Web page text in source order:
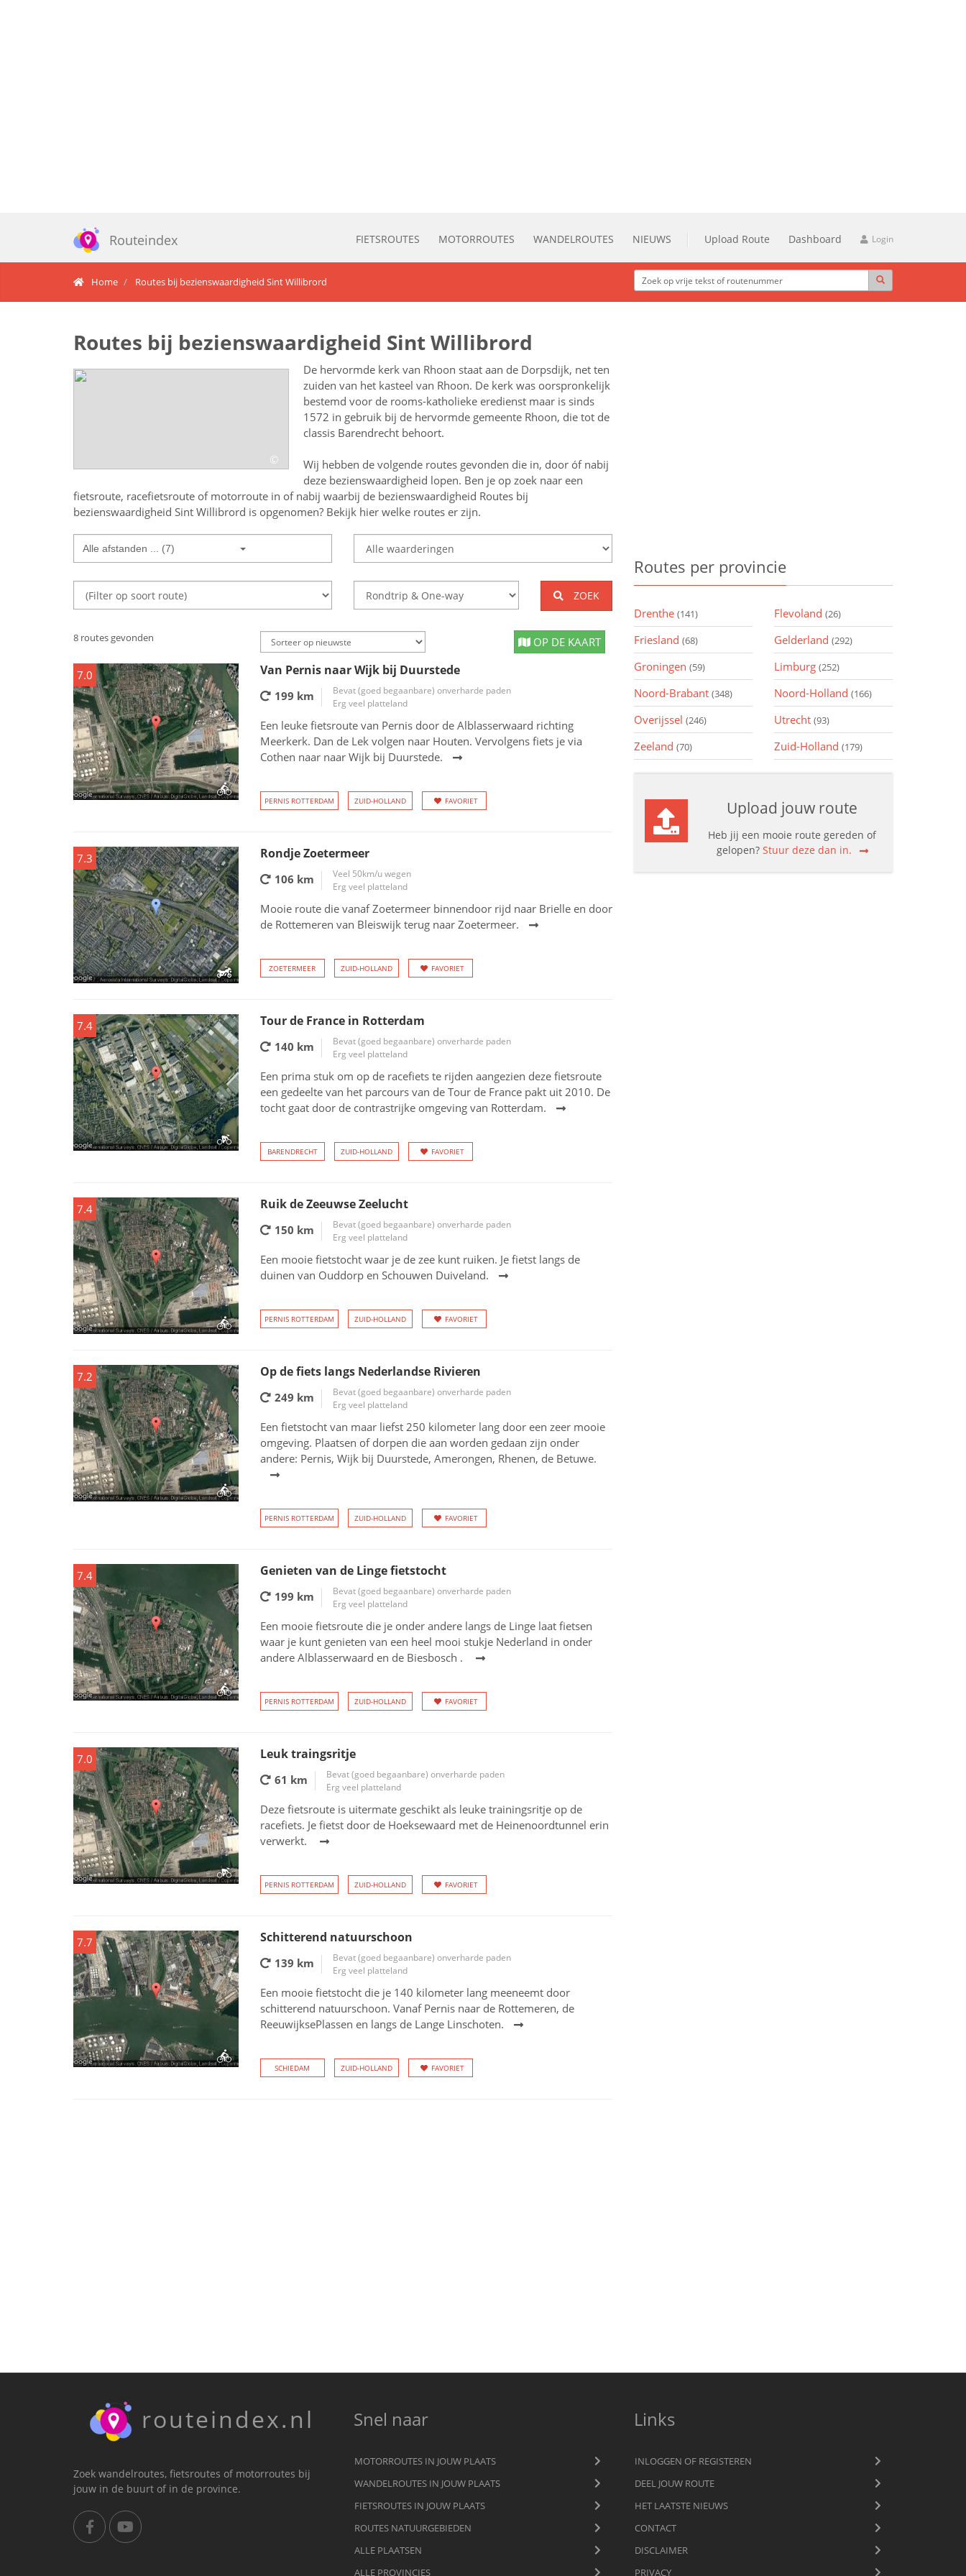
Routeindex FIETSROUTES MOTORROUTES WANDELROUTES NIEUWS Upload Route Dashboard Login
Home Routes bij bezienswaardigheid Sint Willibrord
Routes bij bezienswaardigheid Sint Willibrord
©
De hervormde kerk van Rhoon staat aan de Dorpsdijk, net ten
zuiden van het kasteel van Rhoon. De kerk was oorspronkelijk
bestemd voor de rooms-katholieke eredienst maar is sinds
1572 in gebruik bij de hervormde gemeente Rhoon, die tot de
classis Barendrecht behoort.
Wij hebben de volgende routes gevonden die in, door óf nabij
deze bezienswaardigheid lopen. Ben je op zoek naar een
fietsroute, racefietsroute of motorroute in of nabij waarbij de bezienswaardigheid Routes bij
bezienswaardigheid Sint Willibrord is opgenomen? Bekijk hier welke routes er zijn.
Alle afstanden ... (7)
ZOEK
8 routes gevonden OP DE KAART
7.0 Van Pernis naar Wijk bij Duurstede
199 km
Bevat (goed begaanbare) onverharde paden
Erg veel platteland
Een leuke fietsroute van Pernis door de Alblasserwaard richting
Meerkerk. Dan de Lek volgen naar Houten. Vervolgens fiets je via
Cothen naar naar Wijk bij Duurstede.
PERNIS ROTTERDAM ZUID-HOLLAND FAVORIET
7.3 Rondje Zoetermeer
106 km
Veel 50km/u wegen
Erg veel platteland
Mooie route die vanaf Zoetermeer binnendoor rijd naar Brielle en door
de Rottemeren van Bleiswijk terug naar Zoetermeer.
ZOETERMEER ZUID-HOLLAND FAVORIET
7.4 Tour de France in Rotterdam
140 km
Bevat (goed begaanbare) onverharde paden
Erg veel platteland
Een prima stuk om op de racefiets te rijden aangezien deze fietsroute
een gedeelte van het parcours van de Tour de France pakt uit 2010. De
tocht gaat door de contrastrijke omgeving van Rotterdam.
BARENDRECHT ZUID-HOLLAND FAVORIET
7.4 Ruik de Zeeuwse Zeelucht
150 km
Bevat (goed begaanbare) onverharde paden
Erg veel platteland
Een mooie fietstocht waar je de zee kunt ruiken. Je fietst langs de
duinen van Ouddorp en Schouwen Duiveland.
PERNIS ROTTERDAM ZUID-HOLLAND FAVORIET
7.2 Op de fiets langs Nederlandse Rivieren
249 km
Bevat (goed begaanbare) onverharde paden
Erg veel platteland
Een fietstocht van maar liefst 250 kilometer lang door een zeer mooie
omgeving. Plaatsen of dorpen die aan worden gedaan zijn onder
andere: Pernis, Wijk bij Duurstede, Amerongen, Rhenen, de Betuwe.
PERNIS ROTTERDAM ZUID-HOLLAND FAVORIET
7.4 Genieten van de Linge fietstocht
199 km
Bevat (goed begaanbare) onverharde paden
Erg veel platteland
Een mooie fietsroute die je onder andere langs de Linge laat fietsen
waar je kunt genieten van een heel mooi stukje Nederland in onder
andere Alblasserwaard en de Biesbosch .
PERNIS ROTTERDAM ZUID-HOLLAND FAVORIET
7.0 Leuk traingsritje
61 km
Bevat (goed begaanbare) onverharde paden
Erg veel platteland
Deze fietsroute is uitermate geschikt als leuke trainingsritje op de
racefiets. Je fietst door de Hoeksewaard met de Heinenoordtunnel erin
verwerkt.
PERNIS ROTTERDAM ZUID-HOLLAND FAVORIET
7.7 Schitterend natuurschoon
139 km
Bevat (goed begaanbare) onverharde paden
Erg veel platteland
Een mooie fietstocht die je 140 kilometer lang meeneemt door
schitterend natuurschoon. Vanaf Pernis naar de Rottemeren, de
ReeuwijksePlassen en langs de Lange Linschoten.
SCHIEDAM ZUID-HOLLAND FAVORIET
Routes per provincie
Drenthe (141) Flevoland (26)
Friesland (68) Gelderland (292)
Groningen (59) Limburg (252)
Noord-Brabant (348) Noord-Holland (166)
Overijssel (246) Utrecht (93)
Zeeland (70) Zuid-Holland (179)
Upload jouw route
Heb jij een mooie route gereden of
gelopen? Stuur deze dan in.
routeindex.nl
Zoek wandelroutes, fietsroutes of motorroutes bij
jouw in de buurt of in de province.
Snel naar
MOTORROUTES IN JOUW PLAATS
WANDELROUTES IN JOUW PLAATS
FIETSROUTES IN JOUW PLAATS
ROUTES NATUURGEBIEDEN
ALLE PLAATSEN
ALLE PROVINCIES
Links
INLOGGEN OF REGISTEREN
DEEL JOUW ROUTE
HET LAATSTE NIEUWS
CONTACT
DISCLAIMER
PRIVACY